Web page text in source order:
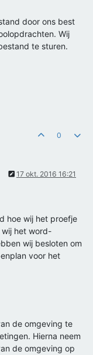
door ons best
Wij
te sturen.
0
17 okt. 2016 16:21
hoe wij het proefje
wij het word-
wij besloten om
voor het
de omgeving te
Hierna neem
de omgeving op